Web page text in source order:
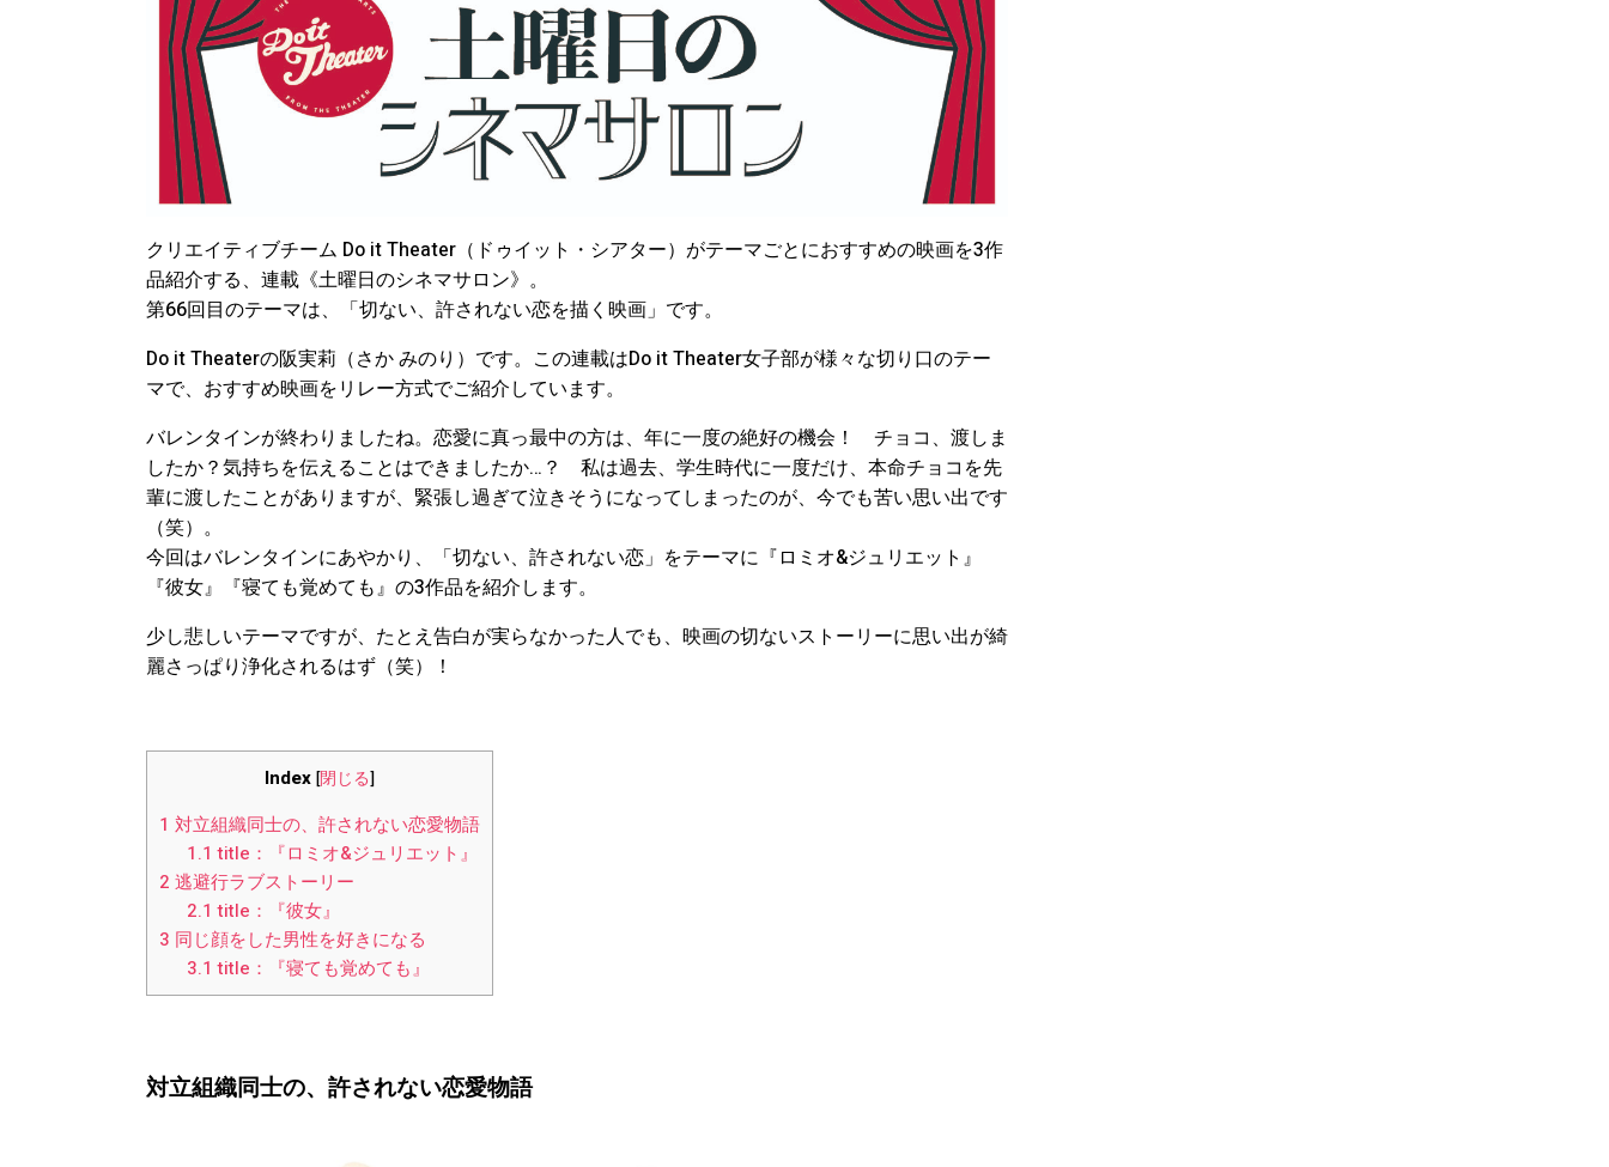
クリエイティブチーム Do it Theater（ドゥイット・シアター）がテーマごとにおすすめの映画を3作
品紹介する、連載《土曜日のシネマサロン》。
第66回目のテーマは、「切ない、許されない恋を描く映画」です。
Do it Theaterの阪実莉（さか みのり）です。この連載はDo it Theater女子部が様々な切り口のテー
マで、おすすめ映画をリレー方式でご紹介しています。
バレンタインが終わりましたね。恋愛に真っ最中の方は、年に一度の絶好の機会！ チョコ、渡しま
したか？気持ちを伝えることはできましたか…？ 私は過去、学生時代に一度だけ、本命チョコを先
輩に渡したことがありますが、緊張し過ぎて泣きそうになってしまったのが、今でも苦い思い出です
（笑）。
今回はバレンタインにあやかり、「切ない、許されない恋」をテーマに『ロミオ&ジュリエット』
『彼女』『寝ても覚めても』の3作品を紹介します。
少し悲しいテーマですが、たとえ告白が実らなかった人でも、映画の切ないストーリーに思い出が綺
麗さっぱり浄化されるはず（笑）！
Index [閉じる]
1 対立組織同士の、許されない恋愛物語
1.1 title：『ロミオ&ジュリエット』
2 逃避行ラブストーリー
2.1 title：『彼女』
3 同じ顔をした男性を好きになる
3.1 title：『寝ても覚めても』
対立組織同士の、許されない恋愛物語